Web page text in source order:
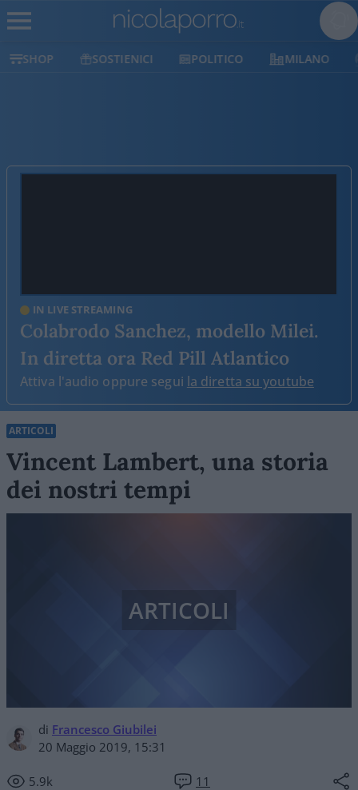
SHOP SOSTIENICI POLITICO MILANO
IN LIVE STREAMING
Colabrodo Sanchez, modello Milei.
In diretta ora Red Pill Atlantico
Attiva l'audio oppure segui la diretta su youtube
ARTICOLI
Vincent Lambert, una storia
dei nostri tempi
di Francesco Giubilei
20 Maggio 2019, 15:31
5.9k 11
ARTICOLI